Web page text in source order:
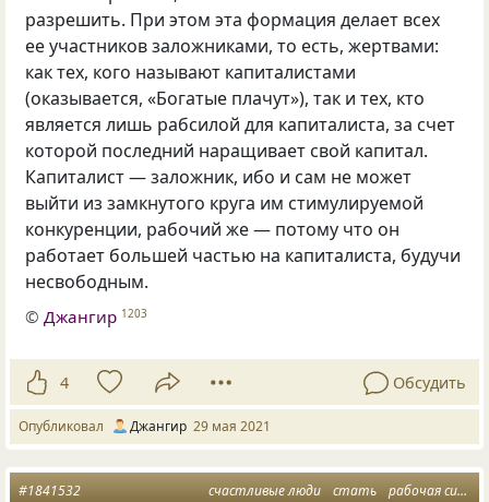
разрешить. При этом эта формация делает всех
ее участников заложниками, то есть, жертвами:
как тех, кого называют капиталистами
(оказывается, «Богатые плачут»), так и тех, кто
является лишь рабсилой для капиталиста, за счет
которой последний наращивает свой капитал.
Капиталист — заложник, ибо и сам не может
выйти из замкнутого круга им стимулируемой
конкуренции, рабочий же — потому что он
работает большей частью на капиталиста, будучи
несвободным.
©Джангир 1203
4 Обсудить
Опубликовал Джангир 29 мая 2021
счастливые люди стать рабочая сила
#1841532